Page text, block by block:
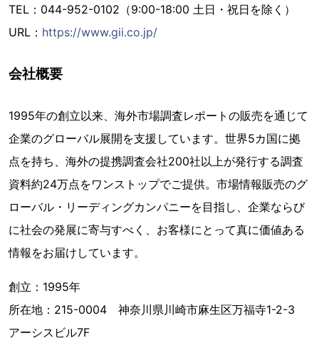
TEL：044-952-0102（9:00-18:00 土日・祝日を除く）
URL： https://www.gii.co.jp/
会社概要
1995年の創立以来、海外市場調査レポートの販売を通じて
企業のグローバル展開を支援しています。世界5カ国に拠
点を持ち、海外の提携調査会社200社以上が発行する調査
資料約24万点をワンストップでご提供。市場情報販売のグ
ローバル・リーディングカンパニーを目指し、企業ならび
に社会の発展に寄与すべく、お客様にとって真に価値ある
情報をお届けしています。
創立：1995年
所在地：215-0004 神奈川県川崎市麻生区万福寺1-2-3
アーシスビル7F